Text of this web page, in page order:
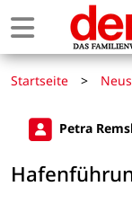
Startseite >
Petra